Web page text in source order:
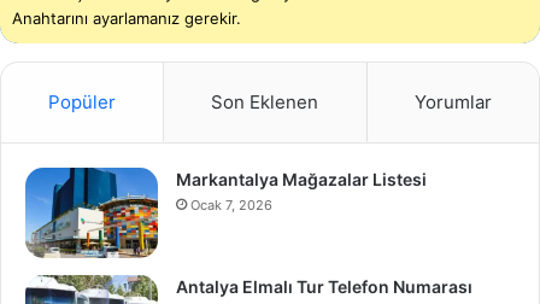
Anahtarını ayarlamanız gerekir.
Popüler Son Eklenen Yorumlar
Markantalya Mağazalar Listesi
Ocak 7, 2026
Antalya Elmalı Tur Telefon Numarası